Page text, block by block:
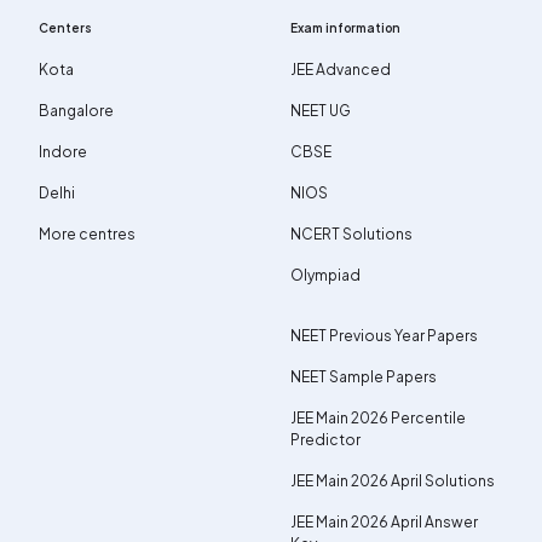
Centers
Kota
Bangalore
Indore
Delhi
More centres
Exam information
JEE Advanced
NEET UG
CBSE
NIOS
NCERT Solutions
Olympiad
NEET Previous Year Papers
NEET Sample Papers
JEE Main 2026 Percentile
Predictor
JEE Main 2026 April Solutions
JEE Main 2026 April Answer